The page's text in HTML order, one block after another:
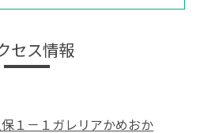
セス情報
１－１ガレリアかめおか